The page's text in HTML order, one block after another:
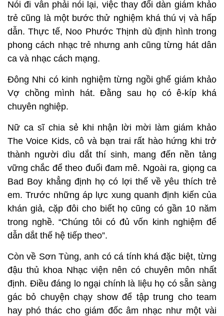
Nói đi vẫn phải nói lại, việc thay đổi dàn giám khảo
trẻ cũng là một bước thử nghiệm khá thú vị và hấp
dẫn. Thực tế, Noo Phước Thịnh dù định hình trong
phong cách nhạc trẻ nhưng anh cũng từng hát dân
ca và nhạc cách mạng.
Đông Nhi có kinh nghiệm từng ngồi ghế giám khảo
Vợ chồng mình hát. Đằng sau họ có ê-kíp khá
chuyên nghiệp.
Nữ ca sĩ chia sẻ khi nhận lời mời làm giám khảo
The Voice Kids, cô và bạn trai rất hào hứng khi trở
thành người dìu dắt thí sinh, mang đến nền tảng
vững chắc để theo đuổi đam mê. Ngoài ra, giọng ca
Bad Boy khẳng định họ có lợi thế về yêu thích trẻ
em. Trước những áp lực xung quanh định kiến của
khán giả, cặp đôi cho biết họ cũng có gần 10 năm
trong nghề. “Chúng tôi có đủ vốn kinh nghiệm để
dẫn dắt thế hệ tiếp theo”.
Còn về Sơn Tùng, anh có cá tính khá đặc biệt, từng
đậu thủ khoa Nhạc viện nên có chuyên môn nhất
định. Điều đáng lo ngại chính là liệu họ có sẵn sàng
gác bỏ chuyện chạy show để tập trung cho team
hay phó thác cho giám đốc âm nhạc như một vài